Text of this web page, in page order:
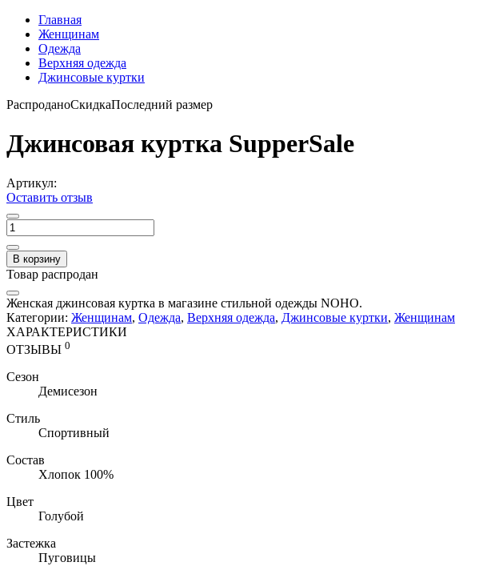
Главная
Женщинам
Одежда
Верхняя одежда
Джинсовые куртки
РаспроданоСкидкаПоследний размер
Джинсовая куртка SupperSale
Артикул:
Оставить отзыв
В корзину
Товар распродан
Женская джинсовая куртка в магазине стильной одежды NOHO.
Категории: Женщинам, Одежда, Верхняя одежда, Джинсовые куртки, Женщинам
ХАРАКТЕРИСТИКИ
ОТЗЫВЫ 0
Сезон
Демисезон
Стиль
Спортивный
Состав
Хлопок 100%
Цвет
Голубой
Застежка
Пуговицы